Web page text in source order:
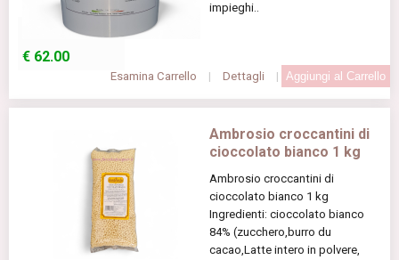
impieghi..
€ 62.00
Esamina Carrello | Dettagli |
Ambrosio croccantini di
cioccolato bianco 1 kg
Ambrosio croccantini di
cioccolato bianco 1 kg
Ingredienti: cioccolato bianco
84% (zucchero,burro du
cacao,Latte intero in polvere,